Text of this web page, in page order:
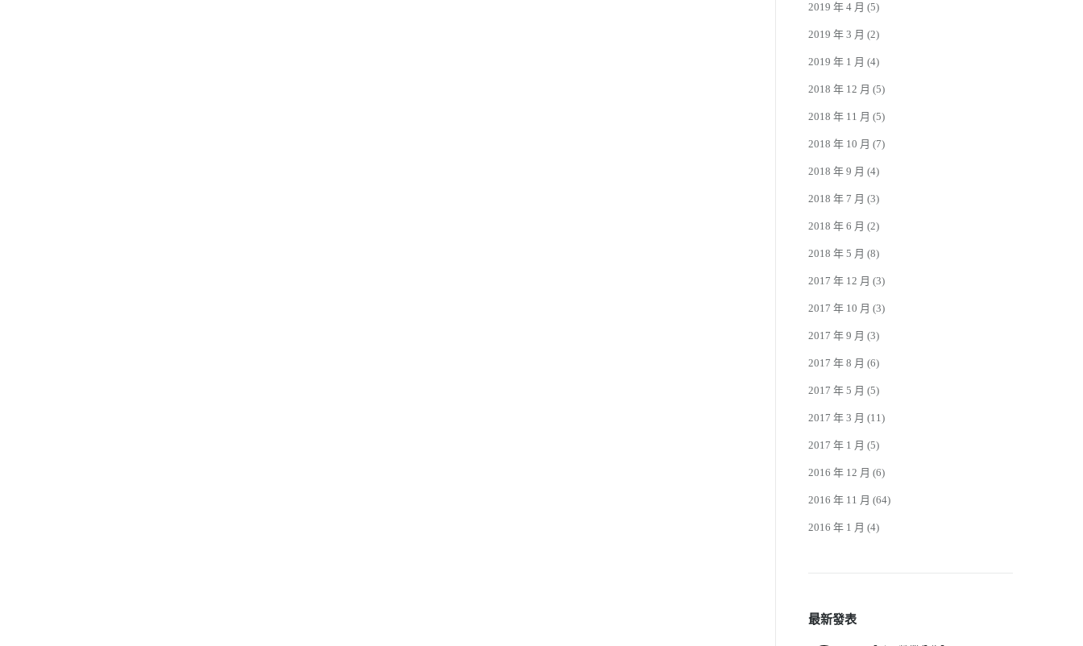
2019 年 4 月 (5)
2019 年 3 月 (2)
2019 年 1 月 (4)
2018 年 12 月 (5)
2018 年 11 月 (5)
2018 年 10 月 (7)
2018 年 9 月 (4)
2018 年 7 月 (3)
2018 年 6 月 (2)
2018 年 5 月 (8)
2017 年 12 月 (3)
2017 年 10 月 (3)
2017 年 9 月 (3)
2017 年 8 月 (6)
2017 年 5 月 (5)
2017 年 3 月 (11)
2017 年 1 月 (5)
2016 年 12 月 (6)
2016 年 11 月 (64)
2016 年 1 月 (4)
最新發表